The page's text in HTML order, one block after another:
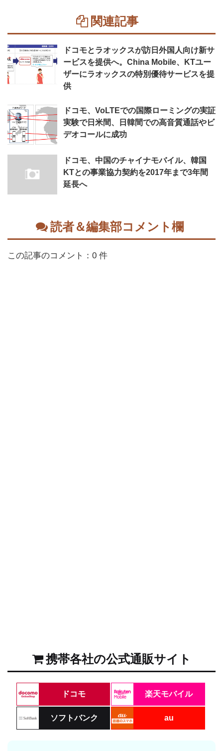
関連記事
ドコモとラオックスが訪日外国人向け新サ
ービスを提供へ。China Mobile、KTユー
ザーにラオックスの特別優待サービスを提
供
ドコモ、VoLTEでの国際ローミングの実証
実験で日米間、日韓間での高音質通話やビ
デオコールに成功
ドコモ、中国のチャイナモバイル、韓国
KTとの事業協力契約を2017年まで3年間
延長へ
読者＆編集部コメント欄
この記事のコメント：0 件
携帯各社の公式通販サイト
ドコモ 楽天モバイル
ソフトバンク au